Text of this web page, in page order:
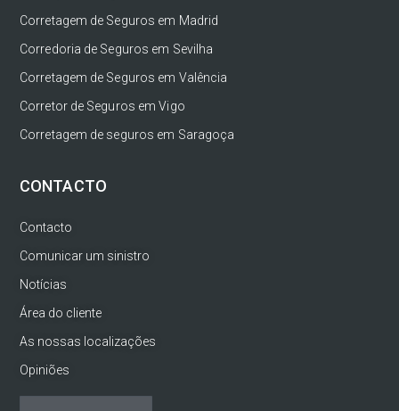
Corretagem de Seguros em Madrid
Corredoria de Seguros em Sevilha
Corretagem de Seguros em Valência
Corretor de Seguros em Vigo
Corretagem de seguros em Saragoça
CONTACTO
Contacto
Comunicar um sinistro
Notícias
Área do cliente
As nossas localizações
Opiniões